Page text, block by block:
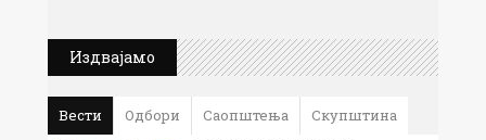
Издвајамо
Вести Одбори Саопштења Скупштина